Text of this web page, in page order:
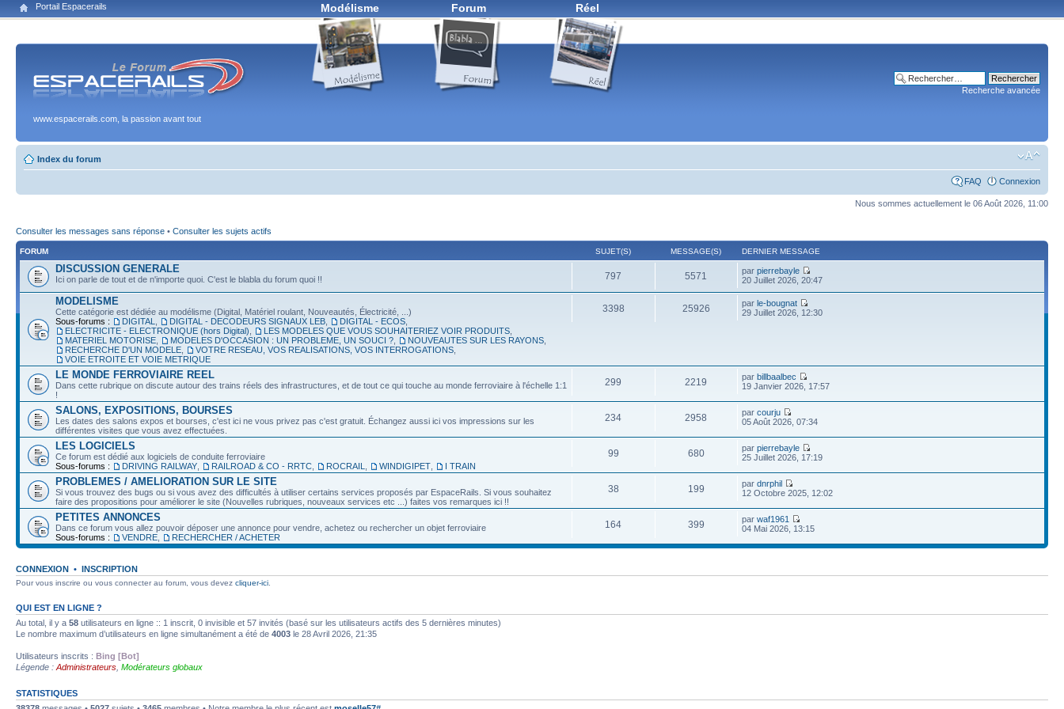
Portail Espacerails Modélisme Forum Réel
www.espacerails.com, la passion avant tout
Recherche avancée
Index du forum
FAQ Connexion
Nous sommes actuellement le 06 Août 2026, 11:00
Consulter les messages sans réponse • Consulter les sujets actifs
FORUM SUJET(S) MESSAGE(S) DERNIER MESSAGE
DISCUSSION GENERALE
Ici on parle de tout et de n'importe quoi. C'est le blabla du forum quoi !! 797 5571 parpierrebayle
20 Juillet 2026, 20:47
MODELISME
Cette catégorie est dédiée au modélisme (Digital, Matériel roulant, Nouveautés, Électricité, ...)
Sous-forums :
DIGITAL DIGITAL - DECODEURS SIGNAUX LEB DIGITAL - ECOS
ELECTRICITE - ELECTRONIQUE (hors Digital)
LES MODELES QUE VOUS SOUHAITERIEZ VOIR PRODUITS
MATERIEL MOTORISE
MODELES D'OCCASION : UN PROBLEME, UN SOUCI ? NOUVEAUTES SUR LES RAYONS
RECHERCHE D'UN MODELE
VOTRE RESEAU, VOS REALISATIONS, VOS INTERROGATIONS
VOIE ETROITE ET VOIE METRIQUE
3398 25926 parle-bougnat
29 Juillet 2026, 12:30
LE MONDE FERROVIAIRE REEL
Dans cette rubrique on discute autour des trains réels des infrastructures, et de tout ce qui touche au monde ferroviaire à l'échelle 1:1
!
299 2219 parbillbaalbec
19 Janvier 2026, 17:57
SALONS, EXPOSITIONS, BOURSES
Les dates des salons expos et bourses, c'est ici ne vous privez pas c'est gratuit. Échangez aussi ici vos impressions sur les
différentes visites que vous avez effectuées.
234 2958 parcourju
05 Août 2026, 07:34
LES LOGICIELS
Ce forum est dédié aux logiciels de conduite ferroviaire
Sous-forums :
DRIVING RAILWAY RAILROAD & CO - RRTC ROCRAIL WINDIGIPET I TRAIN
99 680 parpierrebayle
25 Juillet 2026, 17:19
PROBLEMES / AMELIORATION SUR LE SITE
Si vous trouvez des bugs ou si vous avez des difficultés à utiliser certains services proposés par EspaceRails. Si vous souhaitez
faire des propositions pour améliorer le site (Nouvelles rubriques, nouveaux services etc ...) faites vos remarques ici !!
38 199 pardnrphil
12 Octobre 2025, 12:02
PETITES ANNONCES
Dans ce forum vous allez pouvoir déposer une annonce pour vendre, achetez ou rechercher un objet ferroviaire
Sous-forums :
VENDRE RECHERCHER / ACHETER
164 399 parwaf1961
04 Mai 2026, 13:15
CONNEXION • INSCRIPTION
Pour vous inscrire ou vous connecter au forum, vous devez cliquer-ici
QUI EST EN LIGNE ?
Au total, il y a 58 utilisateurs en ligne :: 1 inscrit, 0 invisible et 57 invités (basé sur les utilisateurs actifs des 5 dernières minutes)
Le nombre maximum d’utilisateurs en ligne simultanément a été de 4003 le 28 Avril 2026, 21:35
Utilisateurs inscrits : Bing [Bot]
Légende : Administrateurs Modérateurs globaux
STATISTIQUES